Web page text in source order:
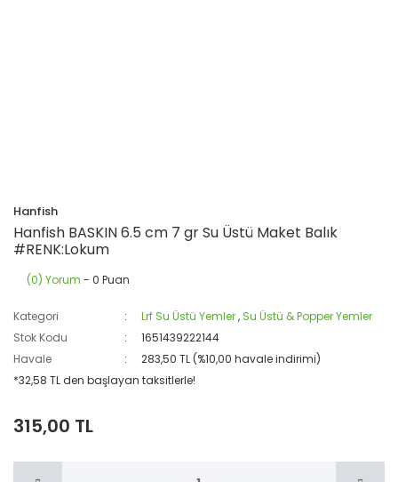
Hanfish
Hanfish BASKIN 6.5 cm 7 gr Su Üstü Maket Balık
#RENK:Lokum
(0) Yorum - 0 Puan
Kategori Lrf Su Üstü Yemler, Su Üstü & Popper Yemler
Stok Kodu
1651439222144
Havale
283,50 TL (%10,00 havale indirimi)
*32,58 TL den başlayan taksitlerle!
315,00 TL